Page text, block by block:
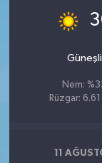
Güneşli
Nem:
Rüzgar:
11